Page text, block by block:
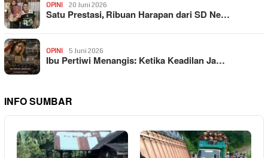
OPINI 20 Juni 2026
Satu Prestasi, Ribuan Harapan dari SD Ne…
OPINI 5 Juni 2026
Ibu Pertiwi Menangis: Ketika Keadilan Ja…
INFO SUMBAR